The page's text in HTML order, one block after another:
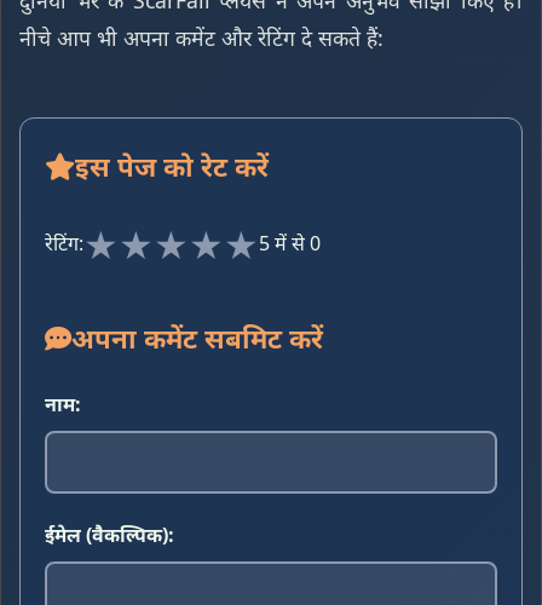
नीचे आप भी अपना कमेंट और रेटिंग दे सकते हैं:
इस पेज को रेट करें
रेटिंग:★★★★★5 में से 0
अपना कमेंट सबमिट करें
नाम:
ईमेल (वैकल्पिक):